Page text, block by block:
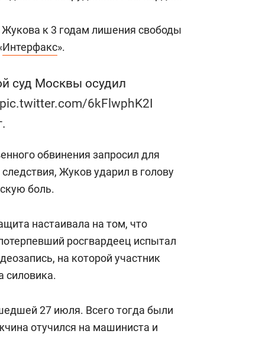
Жукова к 3 годам лишения свободы
Интерфакс».
суд Москвы осудил
pic.twitter.com/6kFlwphK2I
обвинения запросил для
Жуков ударил в голову
боль.
настаивала на том, что
росгвардеец испытал
на которой участник
силовика.
27 июля. Всего тогда были
отучился на машиниста и